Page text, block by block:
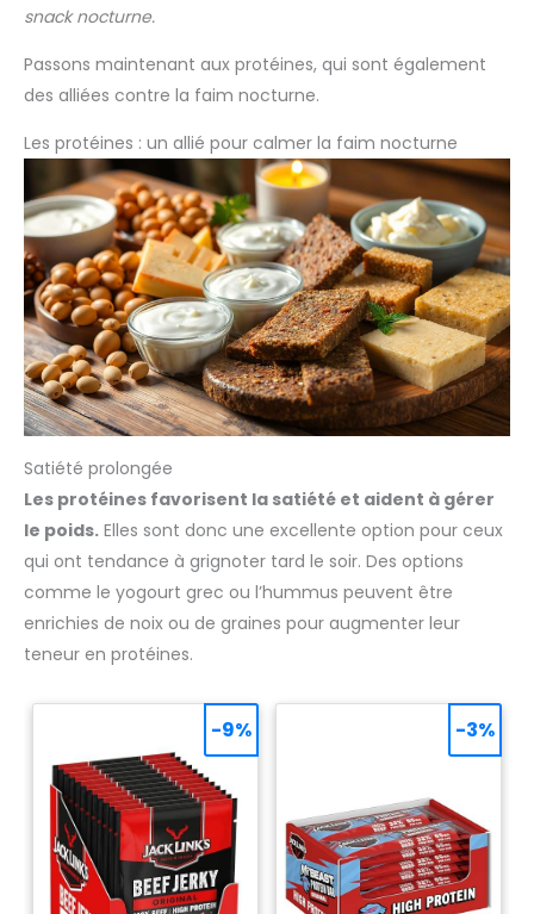
snack nocturne.
Passons maintenant aux protéines, qui sont également
des alliées contre la faim nocturne.
Les protéines : un allié pour calmer la faim nocturne
Satiété prolongée
Les protéines favorisent la satiété et aident à gérer
le poids. Elles sont donc une excellente option pour ceux
qui ont tendance à grignoter tard le soir. Des options
comme le yogourt grec ou l’hummus peuvent être
enrichies de noix ou de graines pour augmenter leur
teneur en protéines.
-9% -3%